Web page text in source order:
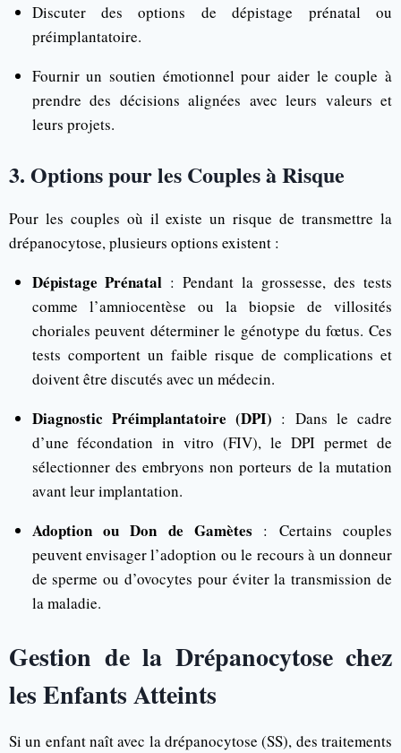
Discuter des options de dépistage prénatal ou
préimplantatoire.
Fournir un soutien émotionnel pour aider le couple à
prendre des décisions alignées avec leurs valeurs et
leurs projets.
3. Options pour les Couples à Risque
Pour les couples où il existe un risque de transmettre la
drépanocytose, plusieurs options existent :
Dépistage Prénatal : Pendant la grossesse, des tests
comme l’amniocentèse ou la biopsie de villosités
choriales peuvent déterminer le génotype du fœtus. Ces
tests comportent un faible risque de complications et
doivent être discutés avec un médecin.
Diagnostic Préimplantatoire (DPI) : Dans le cadre
d’une fécondation in vitro (FIV), le DPI permet de
sélectionner des embryons non porteurs de la mutation
avant leur implantation.
Adoption ou Don de Gamètes : Certains couples
peuvent envisager l’adoption ou le recours à un donneur
de sperme ou d’ovocytes pour éviter la transmission de
la maladie.
Gestion de la Drépanocytose chez
les Enfants Atteints
Si un enfant naît avec la drépanocytose (SS), des traitements